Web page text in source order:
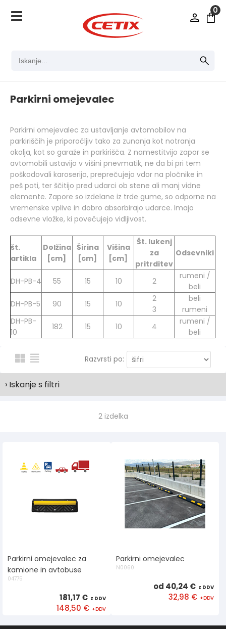
0
Parkirni omejevalec
Parkirni omejevalec za ustavljanje avtomobilov na
parkiriščih je priporočljiv tako za zunanja kot notranja
okolja, kot so garaže in parkirišča. Z namestitvijo zapor se
avtomobili ustavijo v višini pnevmatik, ne da bi pri tem
poškodovali karoserijo, preprečujejo vdor na pločnike in
peš poti, ter ščitijo pred udarci ob stene ali manj vidne
elemente. Zapore so izdelane iz trde gume, so odporne na
vremenske vplive in dobro absorbirajo udarce. Imajo
odsevne vložke, ki povečujejo vidljivost.
št.
artikla
Dolžina
[cm]
Širina
[cm]
Višina
[cm]
Št. lukenj
za
pritrditev
Odsevniki
DH-PB-4 55 15 10 2
rumeni /
beli
DH-PB-5
90 15 10
2
3
beli
rumeni
DH-PB-
10
182 15 10 4
rumeni /
beli
Razvrsti po:
› Iskanje s filtri
2 izdelka
Parkirni omejevalec za
kamione in avtobuse
04775
181,17 €
148,50 €
Parkirni omejevalec
N0060
od 40,24 €
32,98 €